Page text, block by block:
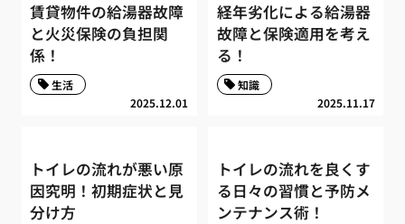
賃貸物件の給湯器故障
と火災保険の負担関
係！
2025.12.01
生活
経年劣化による給湯器
故障と保険適用を考え
る！
2025.11.17
知識
トイレの流れが悪い原
因究明！初期症状と見
分け方
トイレの流れを良くす
る日々の習慣と予防メ
ンテナンス術！